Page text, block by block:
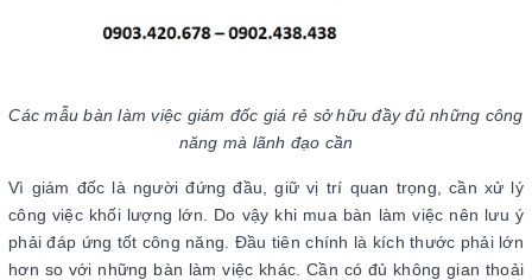
Các mẫu bàn làm việc giám đốc giá rẻ sở hữu đầy đủ những công
năng mà lãnh đạo cần
Vì giám đốc là người đứng đầu, giữ vị trí quan trọng, cần xử lý
công việc khối lượng lớn. Do vậy khi mua bàn làm việc nên lưu ý
phải đáp ứng tốt công năng. Đầu tiên chính là kích thước phải lớn
hơn so với những bàn làm việc khác. Cần có đủ không gian thoải